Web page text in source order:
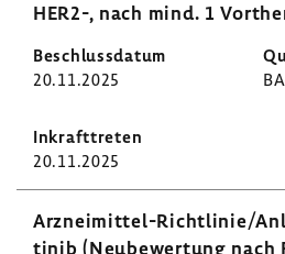
HER2-, nach mind. 1
20.11.2025
20.11.2025
Arzneimittel-​Richtlinie/
tinib (Neube­wer­tung